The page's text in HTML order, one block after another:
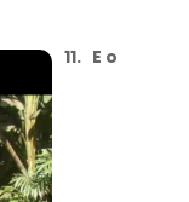
11. E o